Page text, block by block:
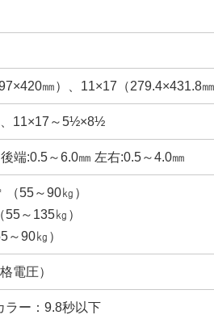
㎜）、11×17（279.4×431.8
11×17～5½×8½
端:0.5～6.0㎜ 左右:0.5～4.0㎜
55～90㎏）
～135㎏）
～90㎏）
電圧）
ラー：9.8秒以下